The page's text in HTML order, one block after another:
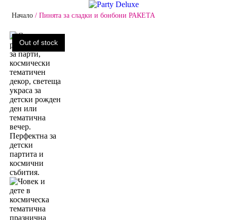
Начало / Пинята за сладки и бонбони РАКЕТА
Out of stock
Out of stock